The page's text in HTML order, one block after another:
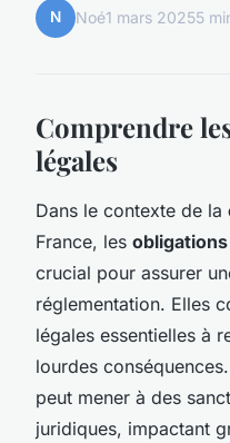
N Noé1 mars 20255
Comprendre
légales
Dans le contexte de la
France, les
crucial pour assurer
réglementation. Elles
légales essentielles à
lourdes
peut mener à des
juridiques, impactant